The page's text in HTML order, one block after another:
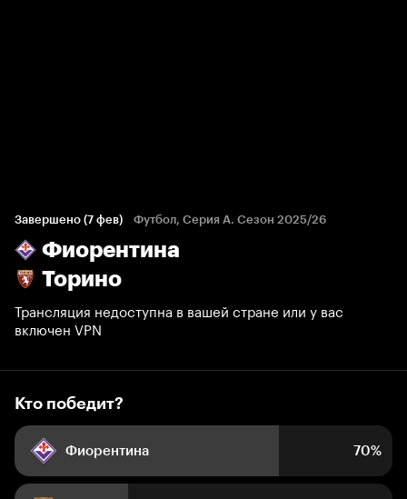
Завершено (7 фев) Футбол, Серия А. Сезон 2025/26
Фиорентина
Торино
Трансляция недоступна в вашей стране или у вас
включен VPN
70%
Кто победит?
Фиорентина 70%